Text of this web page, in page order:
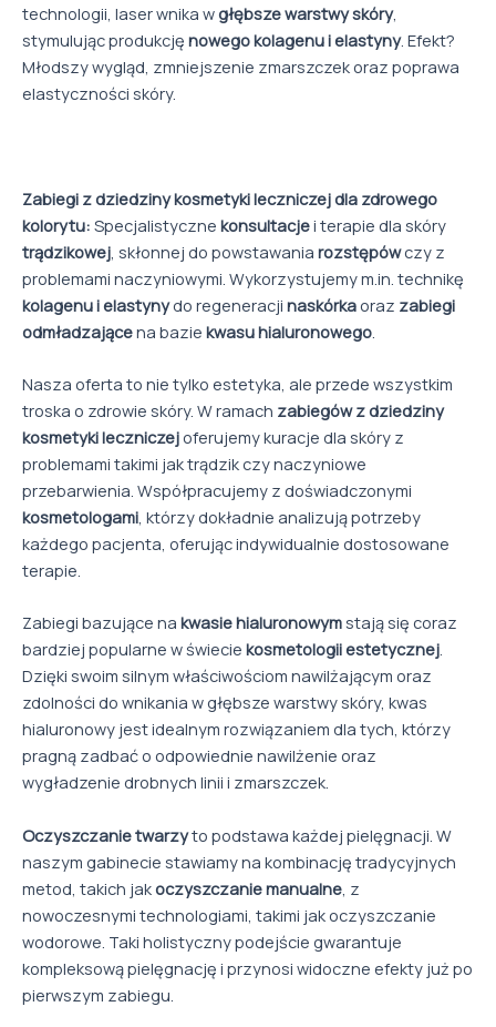
technologii, laser wnika wgłębsze warstwy skóry,
stymulując produkcję nowego kolagenu i elastyny. Efekt?
Młodszy wygląd, zmniejszenie zmarszczek oraz poprawa
elastyczności skóry.
Zabiegi z dziedziny kosmetyki leczniczej dla zdrowego
kolorytu: Specjalistyczne konsultacjei terapie dla skóry
trądzikowej , skłonnej do powstawania rozstępówczy z
problemami naczyniowymi. Wykorzystujemy m.in. technikę
kolagenu i elastynydo regeneracji naskórka oraz zabiegi
odmładzającena bazie kwasu hialuronowego
Nasza oferta to nie tylko estetyka, ale przede wszystkim
troska o zdrowie skóry. W ramach zabiegów z dziedziny
kosmetyki leczniczej oferujemy kuracje dla skóry z
problemami takimi jak trądzik czy naczyniowe
przebarwienia. Współpracujemy z doświadczonymi
kosmetologami , którzy dokładnie analizują potrzeby
każdego pacjenta, oferując indywidualnie dostosowane
terapie.
Zabiegi bazujące na kwasie hialuronowymstają się coraz
bardziej popularne w świecie kosmetologii estetycznej.
Dzięki swoim silnym właściwościom nawilżającym oraz
zdolności do wnikania w głębsze warstwy skóry, kwas
hialuronowy jest idealnym rozwiązaniem dla tych, którzy
pragną zadbać o odpowiednie nawilżenie oraz
wygładzenie drobnych linii i zmarszczek.
Oczyszczanie twarzyto podstawa każdej pielęgnacji. W
naszym gabinecie stawiamy na kombinację tradycyjnych
metod, takich jakoczyszczanie manualne , z
nowoczesnymi technologiami, takimi jak oczyszczanie
wodorowe. Taki holistyczny podejście gwarantuje
kompleksową pielęgnację i przynosi widoczne efekty już po
pierwszym zabiegu.